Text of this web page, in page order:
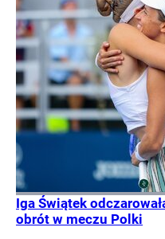
Iga Świątek
obrót w meczu Polki